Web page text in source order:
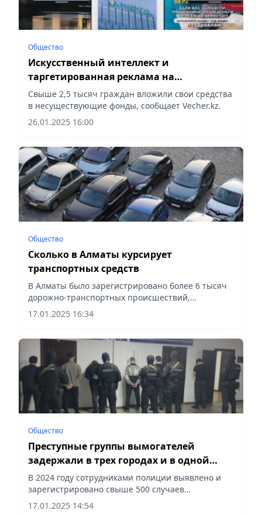
Общество
Искусственный интеллект и
таргетированная реклама на
вооружении мошенников: МВД
предупреждает о рисках
Свыше 2,5 тысяч граждан вложили свои средства
в несуществующие фонды, сообщает Vecher.kz.
26.01.2025 16:00
Общество
Сколько в Алматы курсирует
транспортных средств
В Алматы было зарегистрировано более 6 тысяч
дорожно-транспортных происшествий,
сообщает Vecher.kz.
17.01.2025 16:34
Общество
Преступные группы вымогателей
задержали в трех городах и в одной
области Казахстана – МВД
В 2024 году сотрудниками полиции выявлено и
зарегистрировано свыше 500 случаев
вымогательства, сообщает Vecher.kz.
17.01.2025 14:54